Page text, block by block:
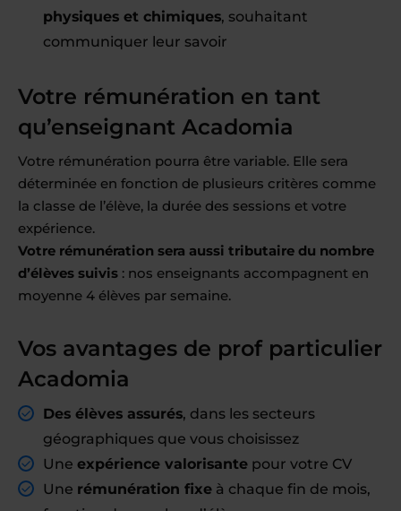
physiques et chimiques, souhaitant
communiquer leur savoir
Votre rémunération en tant
qu’enseignant Acadomia
Votre rémunération pourra être variable. Elle sera
déterminée en fonction de plusieurs critères comme
la classe de l’élève, la durée des sessions et votre
expérience.
Votre rémunération sera aussi tributaire du nombre
d’élèves suivis : nos enseignants accompagnent en
moyenne 4 élèves par semaine.
Vos avantages de prof particulier
Acadomia
Des élèves assurés, dans les secteurs
géographiques que vous choisissez
Une expérience valorisante pour votre CV
Une rémunération fixe à chaque fin de mois,